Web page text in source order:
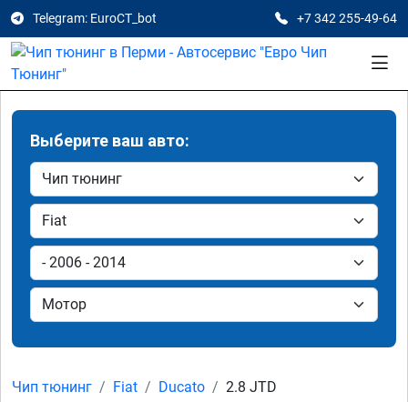
Telegram: EuroCT_bot +7 342 255-49-64
Выберите ваш авто:
Чип тюнинг Fiat Ducato 2.8 JTD